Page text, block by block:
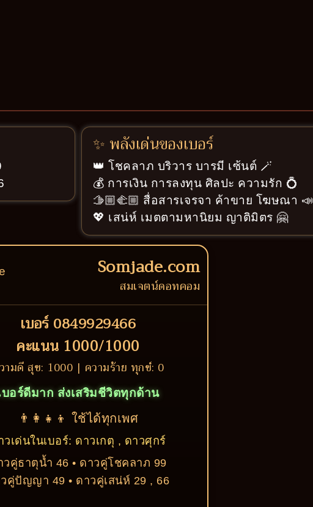
✨ พลังเด่นของเบอร์
👑 โชคลาภ บริวาร บารมี เซ้นต์ 🪄
💰 การเงิน การลงทุน ศิลปะ ความรัก 💍
🫱🏼‍🫲🏼 สื่อสารเจรจา ค้าขาย โฆษณา 📣
💖 เสน่ห์ เมตตามหานิยม ญาติมิตร 🤗
Somjade.com
สมเจตน์ดอทคอม
เบอร์ 0849929466
คะแนน 1000/1000
ามดี สุข: 1000 | ความร้าย ทุกข์: 0
บอร์ดีมาก ส่งเสริมชีวิตทุกด้าน
👨‍👩‍👧‍👦 ใช้ได้ทุกเพศ
วเด่นในเบอร์: ดาวเกตุ , ดาวศุกร์
วคู่ธาตุน้ำ 46 • ดาวคู่โชคลาภ 99
คู่ปัญญา 49 • ดาวคู่เสน่ห์ 29 , 66